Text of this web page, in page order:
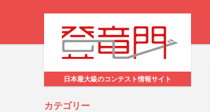
日本最大級のコンテスト情報サイト
カテゴリー